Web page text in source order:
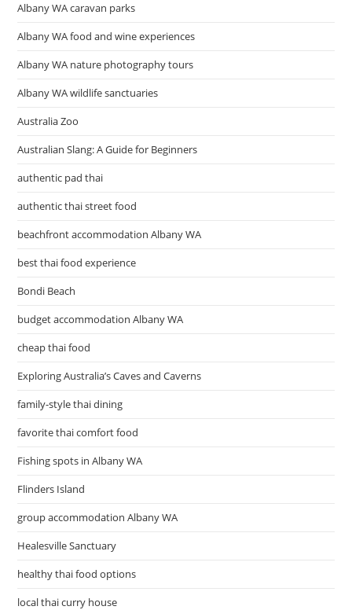
Albany WA caravan parks
Albany WA food and wine experiences
Albany WA nature photography tours
Albany WA wildlife sanctuaries
Australia Zoo
Australian Slang: A Guide for Beginners
authentic pad thai
authentic thai street food
beachfront accommodation Albany WA
best thai food experience
Bondi Beach
budget accommodation Albany WA
cheap thai food
Exploring Australia’s Caves and Caverns
family-style thai dining
favorite thai comfort food
Fishing spots in Albany WA
Flinders Island
group accommodation Albany WA
Healesville Sanctuary
healthy thai food options
local thai curry house